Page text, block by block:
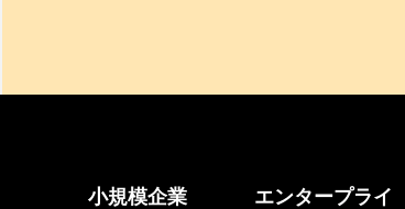
小規模企業
エンタープライ